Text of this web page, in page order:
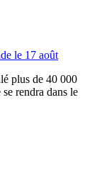
le 17 août
plus de 40 000
rendra dans le